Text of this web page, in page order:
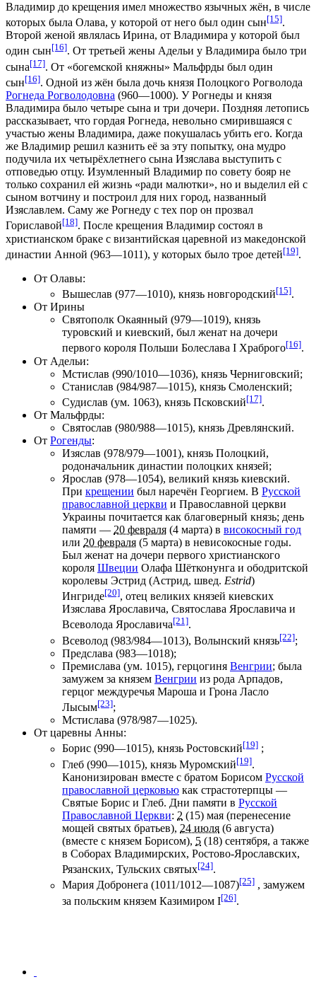
Владимир до крещения имел множество язычных жён, в числе
которых была Олава, у которой от него был один сын[15].
Второй женой являлась Ирина, от Владимира у которой был
один сын[16]. От третьей жены Адельи у Владимира было три
сына[17]. От «богемской княжны» Мальфрды был один
сын[16]. Одной из жён была дочь князя Полоцкого Рогволода
Рогнеда Рогволодовна (960—1000). У Рогнеды и князя
Владимира было четыре сына и три дочери. Поздняя летопись
рассказывает, что гордая Рогнеда, невольно смирившаяся с
участью жены Владимира, даже покушалась убить его. Когда
же Владимир решил казнить её за эту попытку, она мудро
подучила их четырёхлетнего сына Изяслава выступить с
отповедью отцу. Изумленный Владимир по совету бояр не
только сохранил ей жизнь «ради малютки», но и выделил ей с
сыном вотчину и построил для них город, названный
Изяславлем. Саму же Рогнеду с тех пор он прозвал
Гориславой[18]. После крещения Владимир состоял в
христианском браке с византийская царевной из македонской
династии Анной (963—1011), у которых было трое детей[19].
От Олавы:
Вышеслав (977—1010), князь новгородский[15].
От Ирины
Святополк Окаянный (979—1019), князь
туровский и киевский, был женат на дочери
первого короля Польши Болеслава I Храброго[16].
От Адельи:
Мстислав (990/1010—1036), князь Черниговский;
Станислав (984/987—1015), князь Смоленский;
Судислав (ум. 1063), князь Псковский[17].
От Мальфрды:
Святослав (980/988—1015), князь Древлянский.
От Рогенды:
Изяслав (978/979—1001), князь Полоцкий,
родоначальник династии полоцких князей;
Ярослав (978—1054), великий князь киевский.
При крещении был наречён Георгием. В Русской
православной церкви и Православной церкви
Украины почитается как благоверный князь; день
памяти — 20 февраля (4 марта) в високосный год
или 20 февраля (5 марта) в невисокосные годы.
Был женат на дочери первого христианского
короля Швеции Олафа Шётконунга и ободритской
королевы Эстрид (Астрид, швед. Estrid)
Ингриде[20], отец великих князей киевских
Изяслава Ярославича, Святослава Ярославича и
Всеволода Ярославича[21].
Всеволод (983/984—1013), Волынский князь[22];
Предслава (983—1018);
Премислава (ум. 1015), герцогиня Венгрии; была
замужем за князем Венгрии из рода Арпадов,
герцог междуречья Мароша и Грона Ласло
Лысым[23];
Мстислава (978/987—1025).
От царевны Анны:
Борис (990—1015), князь Ростовский[19] ;
Глеб (990—1015), князь Муромский[19].
Канонизирован вместе с братом Борисом Русской
православной церковью как страстотерпцы —
Святые Борис и Глеб. Дни памяти в Русской
Православной Церкви: 2 (15) мая (перенесение
мощей святых братьев), 24 июля (6 августа)
(вместе с князем Борисом), 5 (18) сентября, а также
в Соборах Владимирских, Ростово-Ярославских,
Рязанских, Тульских святых[24].
Мария Добронега (1011/1012—1087)[25] , замужем
за польским князем Казимиром I[26].